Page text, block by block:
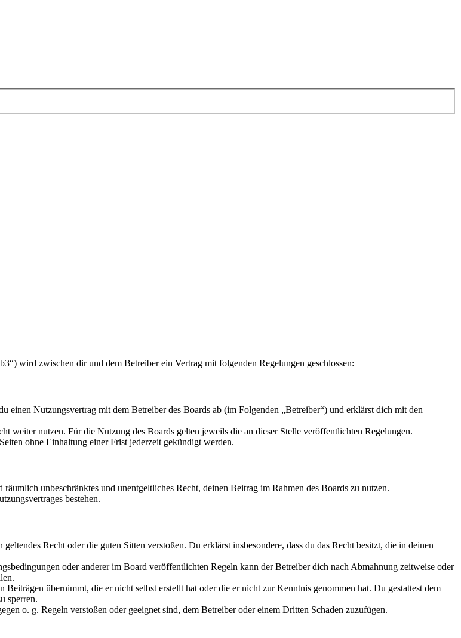
wird zwischen dir und dem Betreiber ein Vertrag mit folgenden Regelungen geschlossen:
Nutzungsvertrag mit dem Betreiber des Boards ab (im Folgenden „Betreiber“) und erklärst dich mit den
weiter nutzen. Für die Nutzung des Boards gelten jeweils die an dieser Stelle veröffentlichten Regelungen.
ohne Einhaltung einer Frist jederzeit gekündigt werden.
unbeschränktes und unentgeltliches Recht, deinen Beitrag im Rahmen des Boards zu nutzen.
bestehen.
Recht oder die guten Sitten verstoßen. Du erklärst insbesondere, dass du das Recht besitzt, die in deinen
oder anderer im Board veröffentlichten Regeln kann der Betreiber dich nach Abmahnung zeitweise oder
übernimmt, die er nicht selbst erstellt hat oder die er nicht zur Kenntnis genommen hat. Du gestattest dem
sperren.
o. g. Regeln verstoßen oder geeignet sind, dem Betreiber oder einem Dritten Schaden zuzufügen.